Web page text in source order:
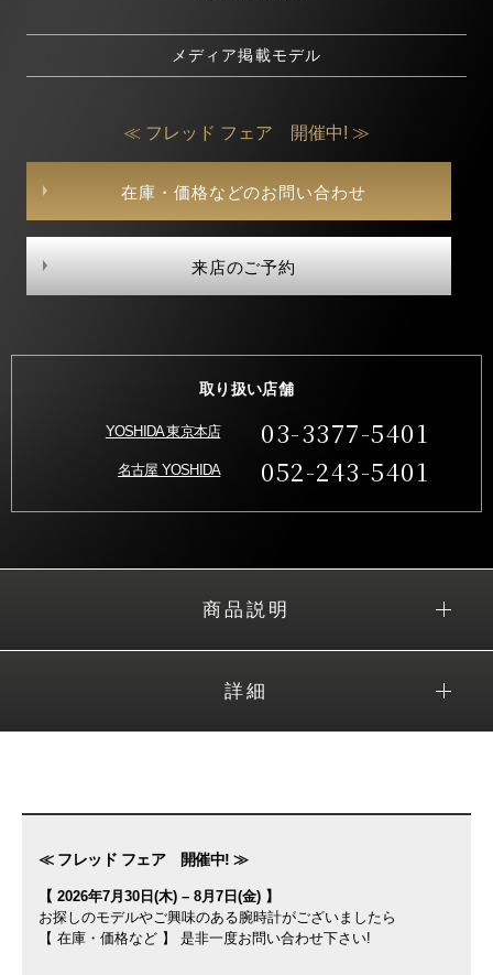
メディア掲載モデル
≪ フレッド フェア 開催中! ≫
在庫・価格などのお問い合わせ
来店のご予約
取り扱い店舗
YOSHIDA 東京本店 03-3377-5401
名古屋 YOSHIDA 052-243-5401
商品説明
詳細
≪ フレッド フェア 開催中! ≫
【 2026年7月30日(木) – 8月7日(金) 】
お探しのモデルやご興味のある腕時計がございましたら
【 在庫・価格など 】 是非一度お問い合わせ下さい!